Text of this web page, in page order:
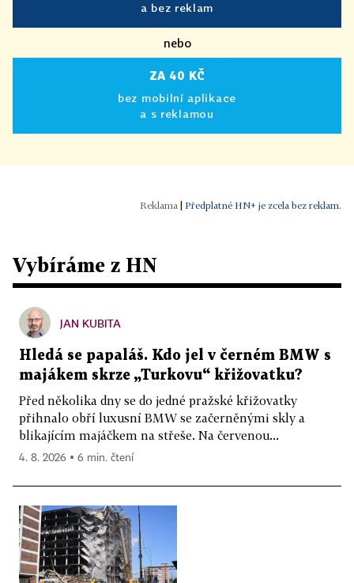
a bez reklam
nebo
ZA 40 KČ
bez mobilní aplikace
a s reklamou
Předplatné HN+ je zcela bez reklam.
Vybíráme z HN
JAN KUBITA
Hledá se papaláš. Kdo jel v černém BMW s
majákem skrze „Turkovu“ křižovatku?
Před několika dny se do jedné pražské křižovatky
přihnalo obří luxusní BMW se začerněnými skly a
blikajícím majáčkem na střeše. Na červenou...
4. 8. 2026 ▪ 6 min. čtení